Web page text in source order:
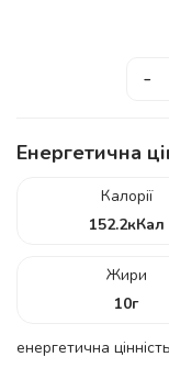
-
Енергетична
Калорії
152.2кКал
Жири
10г
енергетична